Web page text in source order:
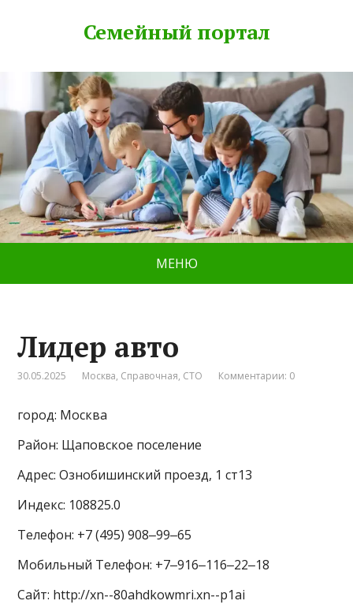
Семейный портал
МЕНЮ
Лидер авто
30.05.2025 Москва, Справочная, СТО Комментарии: 0
город: Москва
Район: Щаповское поселение
Адрес: Ознобишинский проезд, 1 ст13
Индекс: 108825.0
Телефон: +7 (495) 908‒99‒65
Мобильный Телефон: +7‒916‒116‒22‒18
Сайт: http://xn--80ahdkowmri.xn--p1ai